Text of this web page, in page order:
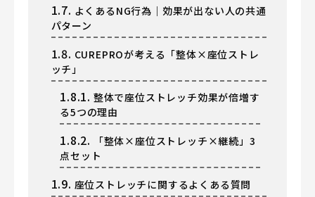
1.7. よくあるNG行為｜効果が出ない人の共通
パターン
1.8. CUREPROが考える「整体×座位ストレ
ッチ」
1.8.1. 整体で座位ストレッチ効果が倍増す
る5つの理由
1.8.2. 「整体×座位ストレッチ×継続」3
点セット
1.9. 座位ストレッチに関するよくある質問